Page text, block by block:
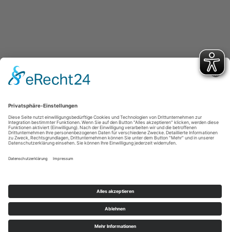
Otto-Escher-Str. 3
37197 Hattorf am Harz
Impressum
Datenschutz
Cookie-Einstellungen